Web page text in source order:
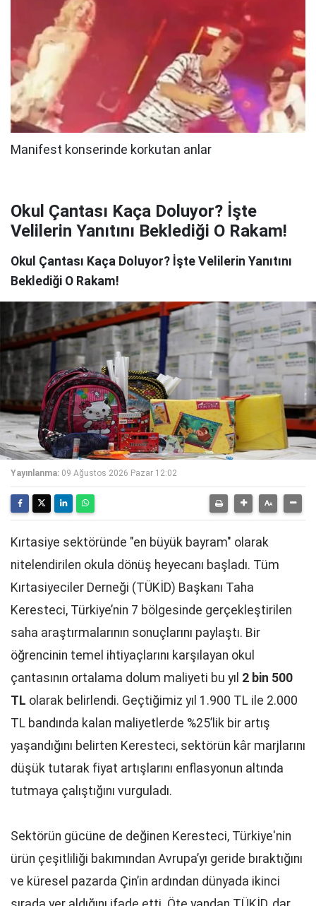
Okul Çantası Kaça Doluyor? İşte
Velilerin Yanıtını Beklediği O Rakam!
Okul Çantası Kaça Doluyor? İşte Velilerin Yanıtını
Beklediği O Rakam!
Yayınlanma: 09 Ağustos 2026 Pazar 12:02
Kırtasiye sektöründe "en büyük bayram" olarak
nitelendirilen okula dönüş heyecanı başladı. Tüm
Kırtasiyeciler Derneği (TÜKİD) Başkanı Taha
Keresteci, Türkiye’nin 7 bölgesinde gerçekleştirilen
saha araştırmalarının sonuçlarını paylaştı. Bir
öğrencinin temel ihtiyaçlarını karşılayan okul
çantasının ortalama dolum maliyeti bu yıl 2 bin 500
TL olarak belirlendi. Geçtiğimiz yıl 1.900 TL ile 2.000
TL bandında kalan maliyetlerde %25’lik bir artış
yaşandığını belirten Keresteci, sektörün kâr marjlarını
düşük tutarak fiyat artışlarını enflasyonun altında
tutmaya çalıştığını vurguladı.
Sektörün gücüne de değinen Keresteci, Türkiye'nin
ürün çeşitliliği bakımından Avrupa’yı geride bıraktığını
ve küresel pazarda Çin’in ardından dünyada ikinci